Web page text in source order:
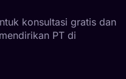
konsultasi gratis dan
PT di